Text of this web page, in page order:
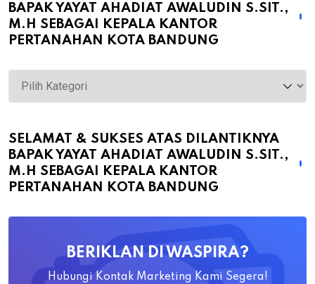
BAPAK YAYAT AHADIAT AWALUDIN S.SIT.,
M.H SEBAGAI KEPALA KANTOR
PERTANAHAN KOTA BANDUNG
Selamat
&
atas
Dilantiknya
Bapak
Ahadiat
SELAMAT & SUKSES ATAS DILANTIKNYA
BAPAK YAYAT AHADIAT AWALUDIN S.SIT.,
M.H SEBAGAI KEPALA KANTOR
PERTANAHAN KOTA BANDUNG
BERIKLAN DI WASPIRA?
Hubungi Kontak Marketing Kami Segera!